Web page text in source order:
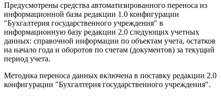
Предусмотрены средства автоматизированного переноса из
информационной базы редакции 1.0 конфигурации
"Бухгалтерия государственного учреждения" в
информационную базу редакции 2.0 следующих учетных
данных: справочной информации по объектам учета, остатков
на начало года и оборотов по счетам (документов) за текущий
период учета.
Методика переноса данных включена в поставку редакции 2.0
конфигурации "Бухгалтерия государственного учреждения".